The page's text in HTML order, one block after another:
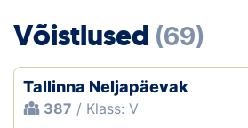
Galerii
Võistlused (69)
Tallinna Neljapäevak
387 / Klass: V